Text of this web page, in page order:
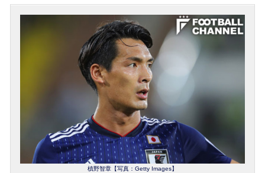
槙野智章【写真：Getty Images】